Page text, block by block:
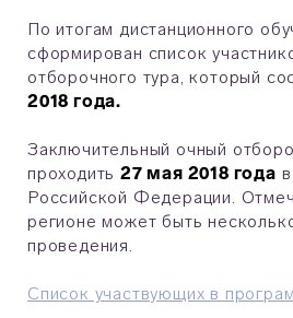
По итогам дистанционного
сформирован список
отборочного тура, который
2018 года.
Заключительный очный
проходить27 мая 2018 года
Российской Федерации.
регионе может быть
проведения.
Список участвующих в